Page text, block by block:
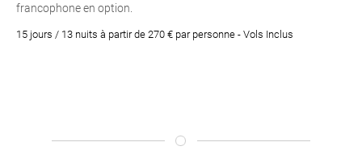
francophone en option.
15 jours / 13 nuits à partir de 270 € par personne - Vols Inclus